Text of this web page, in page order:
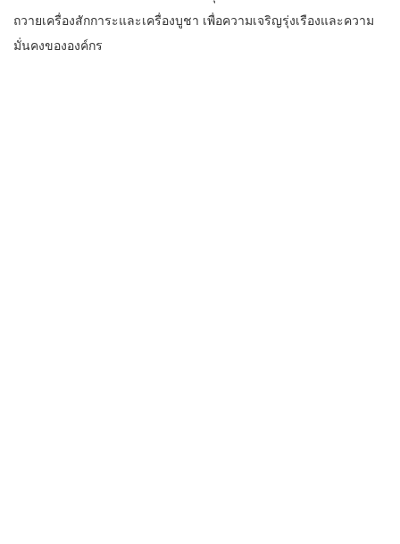
ถวายเครื่องสักการะและเครื่องบูชา เพื่อความเจริญรุ่งเรืองและความ
มั่นคงขององค์กร